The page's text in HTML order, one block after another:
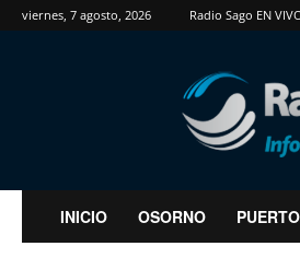
viernes, 7 agosto, 2026 Radio Sago EN
RadioSago
INICIO OSORNO